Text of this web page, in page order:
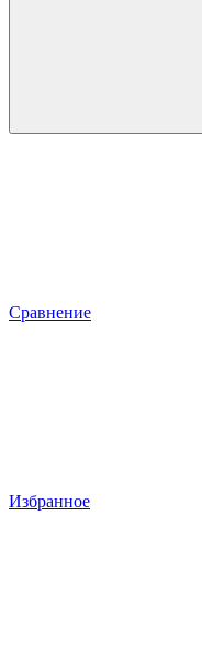
Сравнение
Избранное